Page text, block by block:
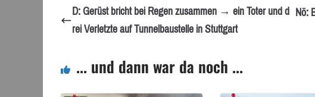
D: Gerüst bricht bei Regen zusammen → ein Toter und d
rei Verletzte auf Tunnelbaustelle in Stuttgart
Nö:
... und dann war da noch ...